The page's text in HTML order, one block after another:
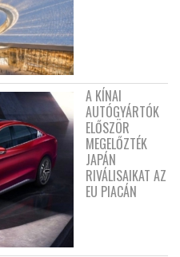
A KÍNAI
AUTÓGYÁRTÓK
ELŐSZÖR
MEGELŐZTÉK
JAPÁN
RIVÁLISAIKAT AZ
EU PIACÁN